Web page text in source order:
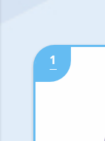
1